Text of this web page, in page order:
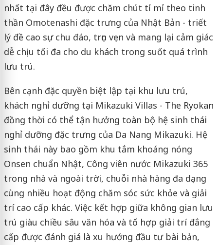
nhất tại đây đều được chăm chút tỉ mỉ theo tinh
thần Omotenashi đặc trưng của Nhật Bản - triết
lý đề cao sự chu đáo, trọn vẹn và mang lại cảm giác
dễ chịu tối đa cho du khách trong suốt quá trình
lưu trú.
Bên cạnh đặc quyền biệt lập tại khu lưu trú,
khách nghỉ dưỡng tại Mikazuki Villas - The Ryokan
đồng thời có thể tận hưởng toàn bộ hệ sinh thái
nghỉ dưỡng đặc trưng của Da Nang Mikazuki. Hệ
sinh thái này bao gồm khu tắm khoáng nóng
Onsen chuẩn Nhật, Công viên nước Mikazuki 365
trong nhà và ngoài trời, chuỗi nhà hàng đa dạng
cùng nhiều hoạt động chăm sóc sức khỏe và giải
trí cao cấp khác. Việc kết hợp giữa không gian lưu
trú giàu chiều sâu văn hóa và tổ hợp giải trí đẳng
cấp được đánh giá là xu hướng đầu tư bài bản,